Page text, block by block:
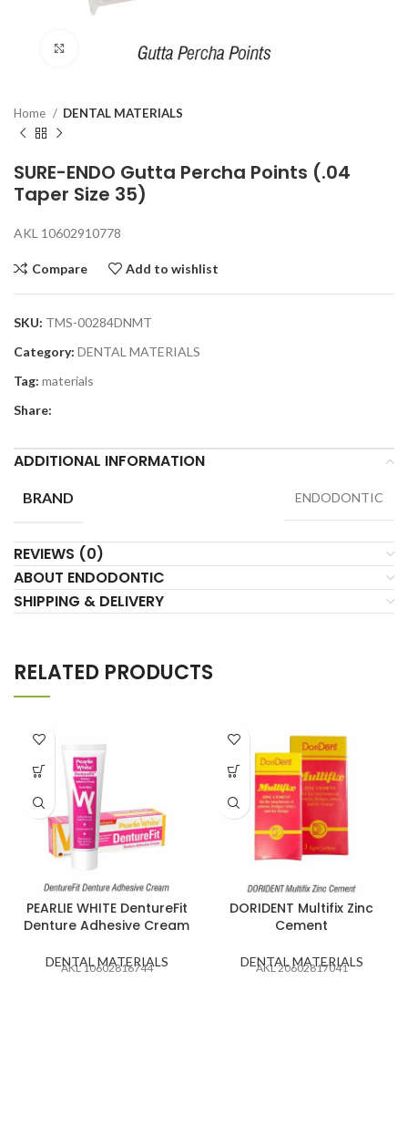
Click to enlarge
Home DENTAL MATERIALS
SURE-ENDO Gutta Percha Points (.04
Taper Size 35)
AKL 10602910778
Compare Add to wishlist
SKU: TMS-00284DNMT
Category: DENTAL MATERIALS
Tag: materials
Share:
ADDITIONAL INFORMATION
BRAND ENDODONTIC
REVIEWS (0)
ABOUT ENDODONTIC
SHIPPING & DELIVERY
RELATED PRODUCTS
PEARLIE WHITE DentureFit
Denture Adhesive Cream
DENTAL MATERIALS
AKL 10602816744
DORIDENT Multifix Zinc
Cement
DENTAL MATERIALS
AKL 20602817041